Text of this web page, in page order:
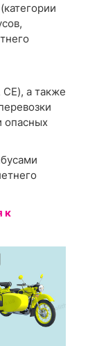
СЕ), а также
опасных
к